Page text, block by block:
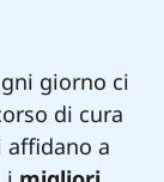
giorno ci
di cura
affidano a